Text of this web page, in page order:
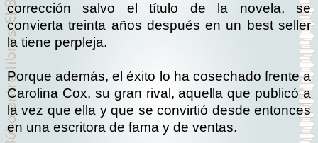
corrección salvo el título de la novela, se
convierta treinta años después en un best seller
la tiene perpleja.
Porque además, el éxito lo ha cosechado frente a
Carolina Cox, su gran rival, aquella que publicó a
la vez que ella y que se convirtió desde entonces
en una escritora de fama y de ventas.